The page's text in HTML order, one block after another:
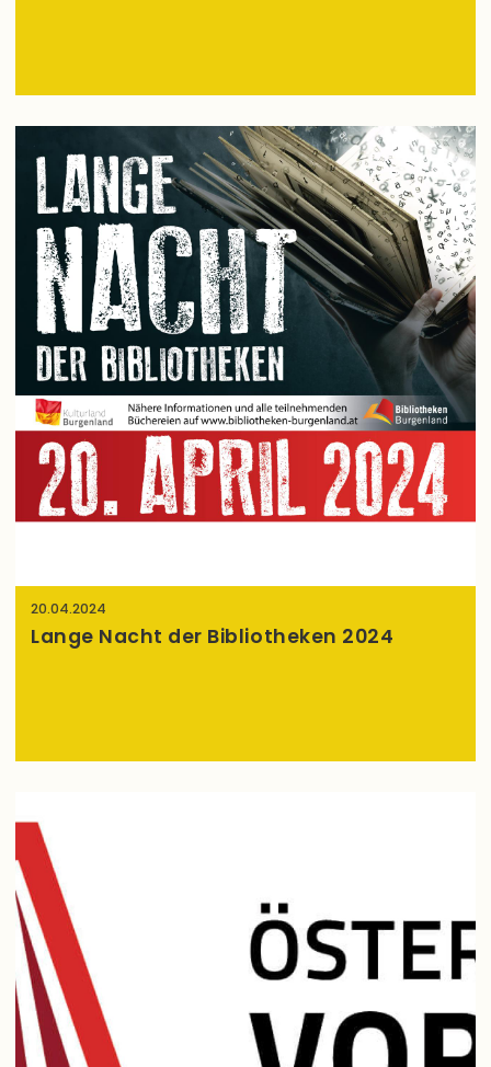
20.04.2024
Lange Nacht der Bibliotheken 2024